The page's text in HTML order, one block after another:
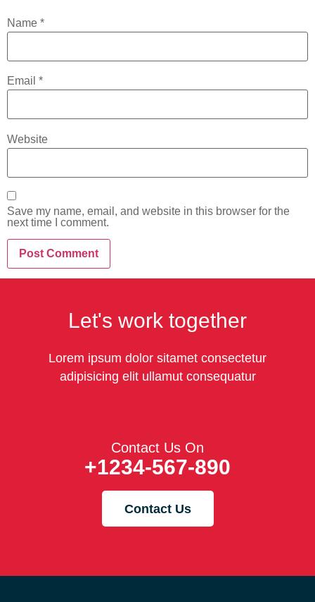
Name *
Email *
Website
Save my name, email, and website in this browser for the
next time I comment.
Let's work together
Lorem ipsum dolor sitamet consectetur
adipisicing elit ullamut consequatur
Contact Us On
+1234-567-890
Contact Us